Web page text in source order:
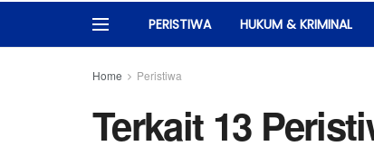
PERISTIWA HUKUM & KRIMINAL
Home Peristiwa
Terkait 13